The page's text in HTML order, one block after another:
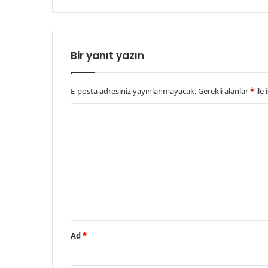
Bir yanıt yazın
E-posta adresiniz yayınlanmayacak.Gerekli alanlar* ile
Ad*